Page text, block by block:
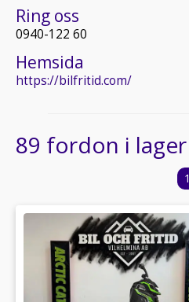
Ring oss
0940-122 60
Hemsida
https://bilfritid.com/
89 fordon i lager
1